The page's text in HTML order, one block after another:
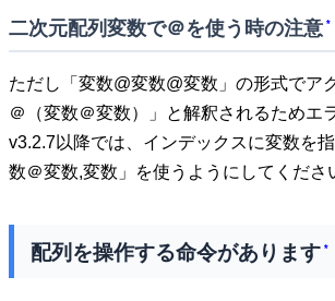
二次元配列変数で＠を使う時の注意 *
ただし「変数@変数@変数」の形式でア
＠（変数＠変数）」と解釈されるためエ
v3.2.7以降では、インデックスに変数を
数＠変数,変数」を使うようにしてくださ
配列を操作する命令があります *